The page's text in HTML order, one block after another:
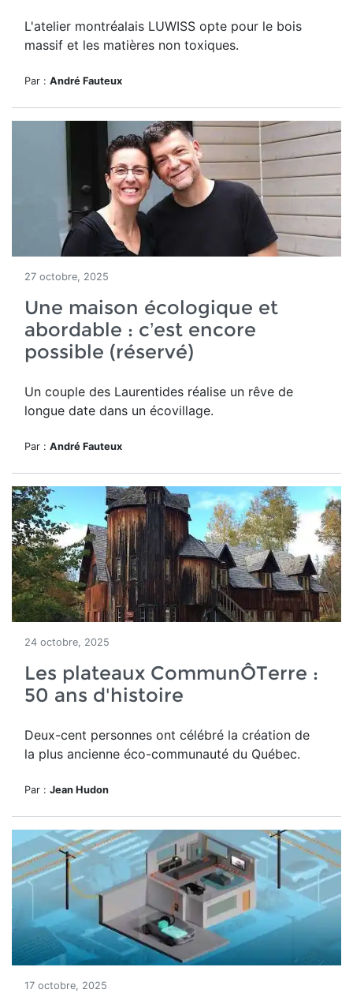
L'atelier montréalais LUWISS opte pour le bois
massif et les matières non toxiques.
Par : André Fauteux
27 octobre, 2025
Une maison écologique et
abordable : c’est encore
possible (réservé)
Un couple des Laurentides réalise un rêve de
longue date dans un écovillage.
Par : André Fauteux
24 octobre, 2025
Les plateaux CommunÔTerre :
50 ans d'histoire
Deux-cent personnes ont célébré la création de
la plus ancienne éco-communauté du Québec.
Par : Jean Hudon
17 octobre, 2025